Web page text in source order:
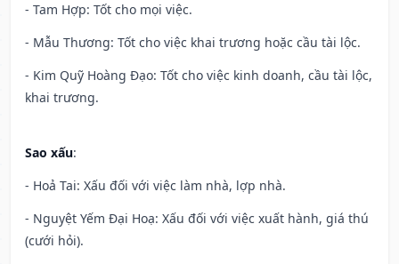
- Tam Hợp: Tốt cho mọi việc.
- Mẫu Thương: Tốt cho việc khai trương hoặc cầu tài lộc.
- Kim Quỹ Hoàng Đạo: Tốt cho việc kinh doanh, cầu tài lộc,
khai trương.
Sao xấu:
- Hoả Tai: Xấu đối với việc làm nhà, lợp nhà.
- Nguyệt Yếm Đại Hoạ: Xấu đối với việc xuất hành, giá thú
(cưới hỏi).